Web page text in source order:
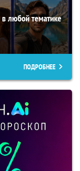
любой тематике
ПОДРОБНЕЕ